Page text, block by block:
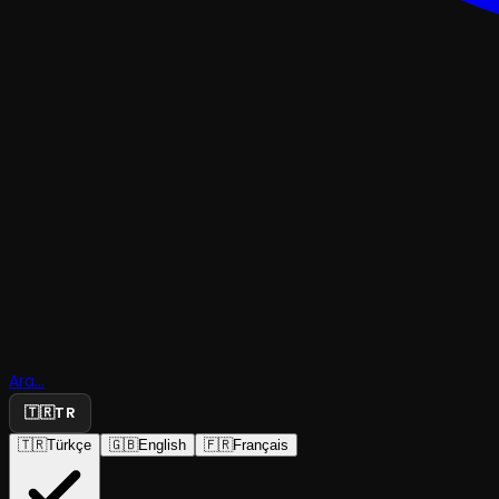
Ara...
🇹🇷TR
🇹🇷Türkçe 🇬🇧English 🇫🇷Français
Flüt Resitali